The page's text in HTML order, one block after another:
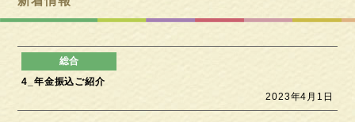
4_年金振込ご紹介
2023年4月1日